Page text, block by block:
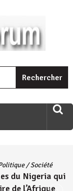
.Wewe
iki kugira ngo
qui